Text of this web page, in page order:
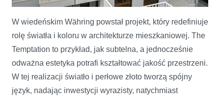
TEMPTATION W WIEDNIU
W wiedeńskim Währing powstał projekt, który redefiniuje
rolę światła i koloru w architekturze mieszkaniowej. The
Temptation to przykład, jak subtelna, a jednocześnie
odważna estetyka potrafi kształtować jakość przestrzeni.
W tej realizacji światło i perłowe złoto tworzą spójny
język, nadając inwestycji wyrazisty, natychmiast